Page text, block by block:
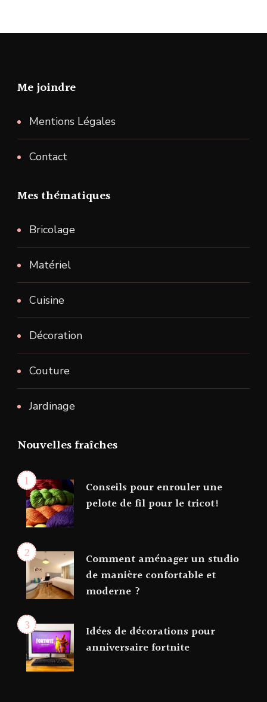
Me joindre
Mentions Légales
Contact
Mes thématiques
Bricolage
Matériel
Cuisine
Décoration
Couture
Jardinage
Nouvelles fraîches
Conseils pour enrouler une
pelote de fil pour le tricot!
Comment aménager un studio
de manière confortable et
moderne ?
Idées de décorations pour
anniversaire fortnite